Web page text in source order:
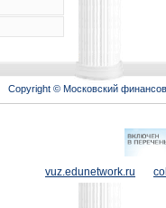
Copyright © Московский
vuz.edunetwork.ru